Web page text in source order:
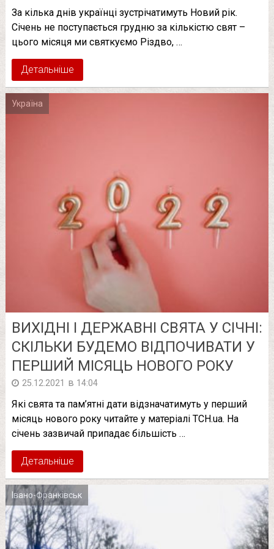
За кілька днів українці зустрічатимуть Новий рік.
Січень не поступається грудню за кількістю свят –
цього місяця ми святкуємо Різдво, …
Детальніше
Україна
ВИХІДНІ І ДЕРЖАВНІ СВЯТА У СІЧНІ:
СКІЛЬКИ БУДЕМО ВІДПОЧИВАТИ У
ПЕРШИЙ МІСЯЦЬ НОВОГО РОКУ
25.12.2021 в 14:04
Які свята та пам’ятні дати відзначатимуть у перший
місяць нового року читайте у матеріалі ТСН.ua. На
січень зазвичай припадає більшість …
Детальніше
Івано-Франківськ